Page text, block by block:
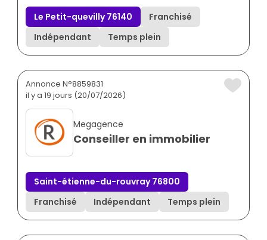
Le Petit-quevilly 76140
Franchisé
Indépendant
Temps plein
Annonce N°8859831
il y a 19 jours (20/07/2026)
Megagence
Conseiller en immobilier
Saint-étienne-du-rouvray 76800
Franchisé
Indépendant Temps plein